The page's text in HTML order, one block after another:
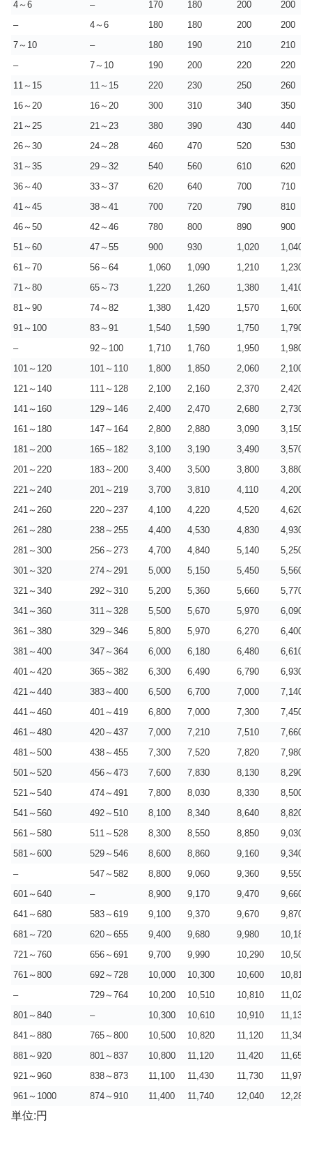
4～6 – 170 180 200
200
–
4～6 180 180 200
200
7～10
– 180 190 210
210
–
7～10 190 200 220
220
11～15
11～15 220 230 250
260
16～20
16～20 300 310 340
350
21～25
21～23 380 390 430
440
26～30
24～28 460 470 520
530
31～35
29～32 540 560 610
620
36～40
33～37 620 640 700
710
41～45
38～41 700 720 790
810
46～50
42～46 780 800 890
900
51～60
47～55 900 930 1,020
1,040
61～70
56～64 1,060 1,090 1,210
1,230
71～80
65～73 1,220 1,260 1,380
1,410
81～90
74～82 1,380 1,420 1,570
1,600
91～100
83～91 1,540 1,590 1,750
1,790
–
92～100 1,710 1,760 1,950
1,980
101～120
101～110 1,800 1,850 2,060
2,100
121～140
111～128 2,100 2,160 2,370
2,420
141～160
129～146 2,400 2,470 2,680
2,730
161～180
147～164 2,800 2,880 3,090
3,150
181～200
165～182 3,100 3,190 3,490
3,570
201～220
183～200 3,400 3,500 3,800
3,880
221～240
201～219 3,700 3,810 4,110
4,200
241～260
220～237 4,100 4,220 4,520
4,620
261～280
238～255 4,400 4,530 4,830
4,930
281～300
256～273 4,700 4,840 5,140
5,250
301～320
274～291 5,000 5,150 5,450
5,560
321～340
292～310 5,200 5,360 5,660
5,770
341～360
311～328 5,500 5,670 5,970
6,090
361～380
329～346 5,800 5,970 6,270
6,400
381～400
347～364 6,000 6,180 6,480
6,610
401～420
365～382 6,300 6,490 6,790
6,930
421～440
383～400 6,500 6,700 7,000
7,140
441～460
401～419 6,800 7,000 7,300
7,450
461～480
420～437 7,000 7,210 7,510
7,660
481～500
438～455 7,300 7,520 7,820
7,980
501～520
456～473 7,600 7,830 8,130
8,290
521～540
474～491 7,800 8,030 8,330
8,500
541～560
492～510 8,100 8,340 8,640
8,820
561～580
511～528 8,300 8,550 8,850
9,030
581～600
529～546 8,600 8,860 9,160
9,340
–
547～582 8,800 9,060 9,360
9,550
601～640
– 8,900 9,170 9,470
9,660
641～680
583～619 9,100 9,370 9,670
9,870
681～720
620～655 9,400 9,680 9,980
10,180
721～760
656～691 9,700 9,990 10,290
10,500
761～800
692～728 10,000 10,300 10,600
10,810
–
729～764 10,200 10,510 10,810
11,020
801～840
– 10,300 10,610 10,910
11,130
841～880
765～800 10,500 10,820 11,120
11,340
881～920
801～837 10,800 11,120 11,420
11,650
921～960
838～873 11,100 11,430 11,730
11,970
961～1000
874～910 11,400 11,740 12,040 12,280
単位:円